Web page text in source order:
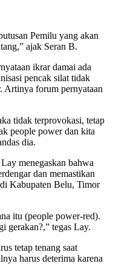
Pemilu yang akan
ajak Seran B.
ikrar damai ada
pencak silat tidak
Artinya forum pernyataan
tidak terprovokasi, tetap
people power dan kita
dia.
menegaskan bahwa
dan memastikan
Kabupaten Belu, Timor
itu (people power-red).
gerakan?,” tegas Lay.
tetap tenang saat
harus deterima karena